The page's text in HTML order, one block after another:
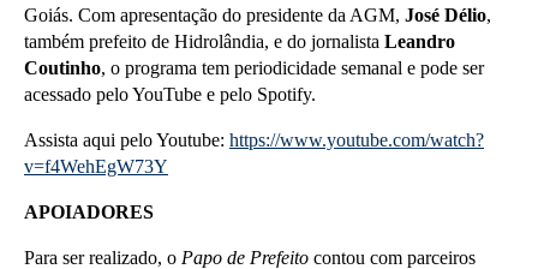
Goiás. Com apresentação do presidente da AGM, José Délio,
também prefeito de Hidrolândia, e do jornalista Leandro
Coutinho, o programa tem periodicidade semanal e pode ser
acessado pelo YouTube e pelo Spotify.
Assista aqui pelo Youtube: https://www.youtube.com/watch?
v=f4WehEgW73Y
APOIADORES
Para ser realizado, o Papo de Prefeito contou com parceiros